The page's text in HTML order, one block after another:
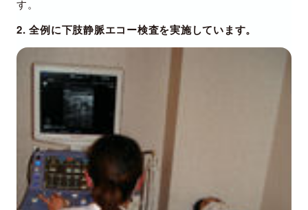
す。
2. 全例に下肢静脈エコー検査を実施しています。